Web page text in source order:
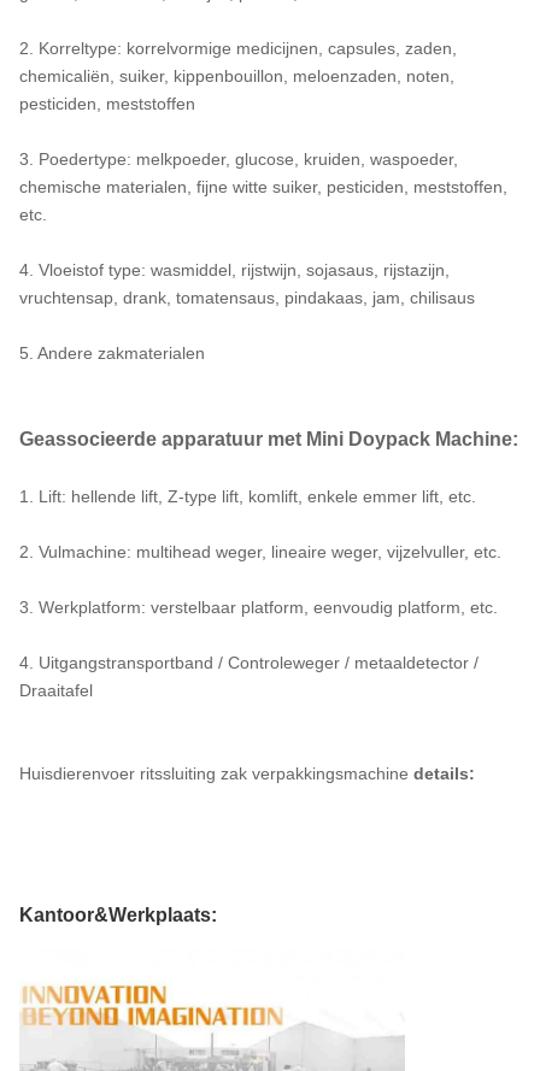
2. Korreltype: korrelvormige medicijnen, capsules, zaden,
chemicaliën, suiker, kippenbouillon, meloenzaden, noten,
pesticiden, meststoffen
3. Poedertype: melkpoeder, glucose, kruiden, waspoeder,
chemische materialen, fijne witte suiker, pesticiden, meststoffen,
etc.
4. Vloeistof type: wasmiddel, rijstwijn, sojasaus, rijstazijn,
vruchtensap, drank, tomatensaus, pindakaas, jam, chilisaus
5. Andere zakmaterialen
Geassocieerde apparatuur met Mini Doypack Machine:
1. Lift: hellende lift, Z-type lift, komlift, enkele emmer lift, etc.
2. Vulmachine: multihead weger, lineaire weger, vijzelvuller, etc.
3. Werkplatform: verstelbaar platform, eenvoudig platform, etc.
4. Uitgangstransportband / Controleweger / metaaldetector /
Draaitafel
Huisdierenvoer ritssluiting zak verpakkingsmachine details:
Kantoor&Werkplaats: